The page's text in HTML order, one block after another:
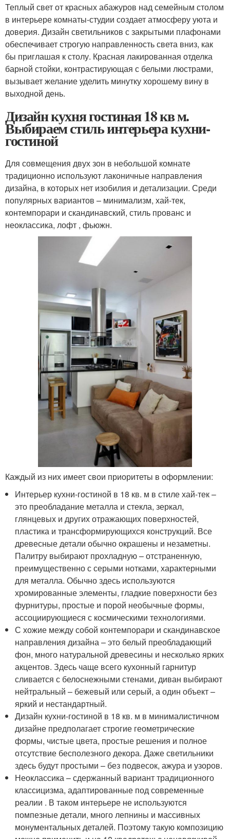
Теплый свет от красных абажуров над семейным столом
в интерьере комнаты-студии создает атмосферу уюта и
доверия. Дизайн светильников с закрытыми плафонами
обеспечивает строгую направленность света вниз, как
бы приглашая к столу. Красная лакированная отделка
барной стойки, контрастирующая с белыми люстрами,
вызывает желание уделить минутку хорошему вину в
выходной день.
Дизайн кухня гостиная 18 кв м.
Выбираем стиль интерьера кухни-
гостиной
Для совмещения двух зон в небольшой комнате
традиционно используют лаконичные направления
дизайна, в которых нет изобилия и детализации. Среди
популярных вариантов – минимализм, хай-тек,
контемпорари и скандинавский, стиль прованс и
неоклассика, лофт , фьюжн.
Каждый из них имеет свои приоритеты в оформлении:
Интерьер кухни-гостиной в 18 кв. м в стиле хай-тек –
это преобладание металла и стекла, зеркал,
глянцевых и других отражающих поверхностей,
пластика и трансформирующихся конструкций. Все
древесные детали обычно окрашены и незаметны.
Палитру выбирают прохладную – отстраненную,
преимущественно с серыми нотками, характерными
для металла. Обычно здесь используются
хромированные элементы, гладкие поверхности без
фурнитуры, простые и порой необычные формы,
ассоциирующиеся с космическими технологиями.
С хожие между собой контемпорари и скандинавское
направления дизайна – это белый преобладающий
фон, много натуральной древесины и несколько ярких
акцентов. Здесь чаще всего кухонный гарнитур
сливается с белоснежными стенами, диван выбирают
нейтральный – бежевый или серый, а один объект –
яркий и нестандартный.
Дизайн кухни-гостиной в 18 кв. м в минималистичном
дизайне предполагает строгие геометрические
формы, чистые цвета, простые решения и полное
отсутствие бесполезного декора. Даже светильники
здесь будут простыми – без подвесок, ажура и узоров.
Неоклассика – сдержанный вариант традиционного
классицизма, адаптированные под современные
реалии . В таком интерьере не используются
помпезные детали, много лепнины и массивных
монументальных деталей. Поэтому такую композицию